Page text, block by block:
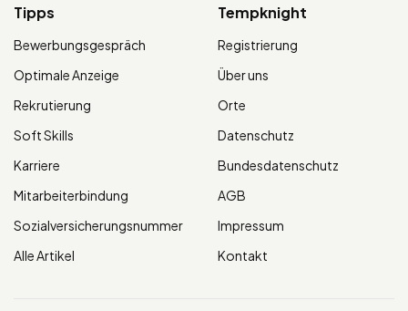
Tipps
Bewerbungsgespräch
Optimale Anzeige
Rekrutierung
Soft Skills
Karriere
Mitarbeiterbindung
Sozialversicherungsnummer
Alle Artikel
Tempknight
Registrierung
Über uns
Orte
Datenschutz
Bundesdatenschutz
AGB
Impressum
Kontakt